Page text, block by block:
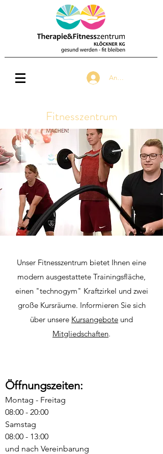
Anmelden
Fitnesszentrum
Unser Fitnesszentrum bietet Ihnen eine
modern ausgestattete Trainingsfläche,
einen "technogym" Kraftzirkel und zwei
große Kursräume. Informieren Sie sich
über unsere Kursangebote und
Mitgliedschaften.
Öffnungszeiten:
Montag - Freitag
08:00 - 20:00
Samstag
08:00 - 13:00
und nach Vereinbarung